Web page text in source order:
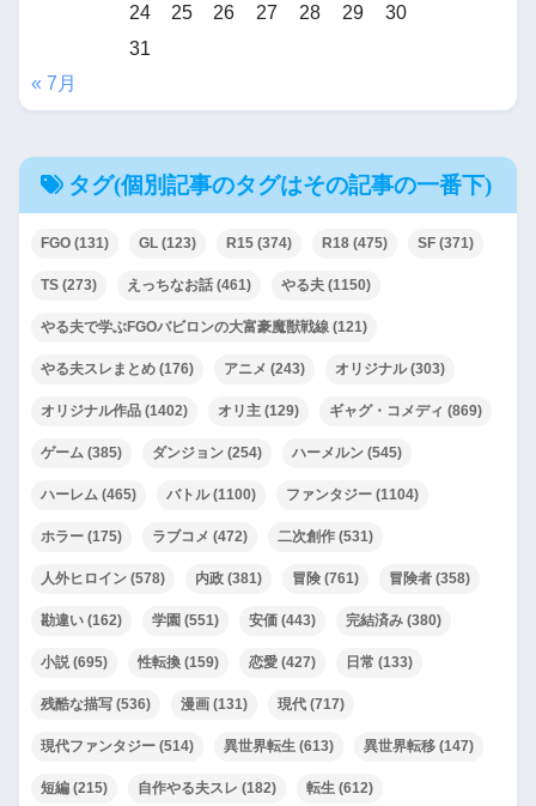
24
25 26 27 28 29
30
31
« 7月
タグ(個別記事のタグはその記事の一番下)
FGO (131) GL (123) R15 (374) R18 (475) SF (371)
TS (273) えっちなお話 (461) やる夫 (1150)
やる夫で学ぶFGOバビロンの大富豪魔獣戦線 (121)
やる夫スレまとめ (176) アニメ (243) オリジナル(303)
オリジナル作品 (1402) オリ主 (129) ギャグ・コメディ (869)
ゲーム (385) ダンジョン (254) ハーメルン (545)
ハーレム (465) バトル(1100) ファンタジー (1104)
ホラー (175) ラブコメ (472) 二次創作 (531)
人外ヒロイン (578) 内政 (381) 冒険 (761) 冒険者 (358)
勘違い (162) 学園 (551) 安価 (443) 完結済み (380)
小説(695) 性転換 (159) 恋愛 (427) 日常 (133)
残酷な描写 (536) 漫画 (131) 現代 (717)
現代ファンタジー (514) 異世界転生 (613) 異世界転移 (147)
短編 (215) 自作やる夫スレ (182) 転生 (612)